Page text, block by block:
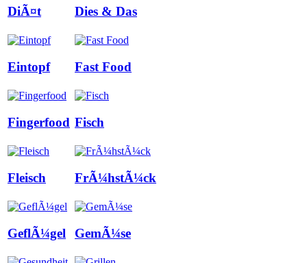
DiÃ¤t Dies & Das
Eintopf Fast Food
Fingerfood Fisch
Fleisch FrÃ¼hstÃ¼ck
GeflÃ¼gel GemÃ¼se